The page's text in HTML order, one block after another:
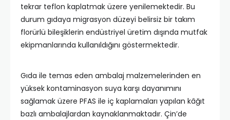
tekrar teflon kaplatmak üzere yenilemektedir. Bu
durum gıdaya migrasyon düzeyi belirsiz bir takım
florürlü bileşiklerin endüstriyel üretim dışında mutfak
ekipmanlarında kullanıldığını göstermektedir.
Gıda ile temas eden ambalaj malzemelerinden en
yüksek kontaminasyon suya karşı dayanımını
sağlamak üzere PFAS ile iç kaplamaları yapılan kâğıt
bazlı ambalajlardan kaynaklanmaktadır. Çin’de